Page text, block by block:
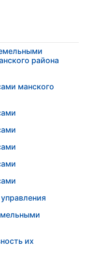
района
манского
их